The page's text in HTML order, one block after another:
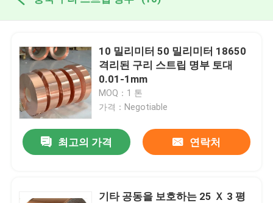
10 밀리미터 50 밀리미터 18650
격리된 구리 스트립 명부 토대
0.01-1mm
MOQ：1 톤
가격：Negotiable
최고의 가격 연락처
기타 공동을 보호하는 25 Ｘ 3 평